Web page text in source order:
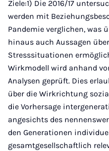
Ziele:1) Die 2016/17
werden mit
Pandemie verglichen, was
hinaus auch Aussagen
Stresssituationen
Wirkmodell wird anhand
Analysen geprüft. Dies
über die Wirkrichtung
die Vorhersage
angesichts des
den Generationen
gesamtgesellschaftlich